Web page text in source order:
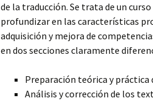
de la traducción. Se trata de un
profundizar en las características
adquisición y mejora de
en dos secciones claramente
Preparación teórica y
Análisis y corrección de los